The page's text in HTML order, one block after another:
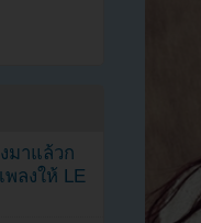
มาแล้วก
พลงให้ LE